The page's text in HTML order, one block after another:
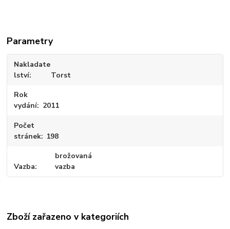
Parametry
Nakladate
lství
Torst
Rok
vydání
2011
Počet
stránek
198
Vazba
brožovaná
vazba
Zboží zařazeno v kategoriích